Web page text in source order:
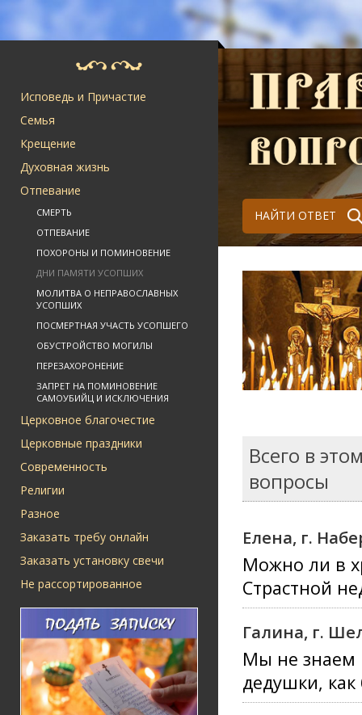
Исповедь и Причастие
Семья
Крещение
Духовная жизнь
Отпевание
СМЕРТЬ
ОТПЕВАНИЕ
ПОХОРОНЫ И ПОМИНОВЕНИЕ
ДНИ ПАМЯТИ УСОПШИХ
МОЛИТВА О НЕПРАВОСЛАВНЫХ
УСОПШИХ
ПОСМЕРТНАЯ УЧАСТЬ УСОПШЕГО
ОБУСТРОЙСТВО МОГИЛЫ
ПЕРЕЗАХОРОНЕНИЕ
ЗАПРЕТ НА ПОМИНОВЕНИЕ
САМОУБИЙЦ И ИСКЛЮЧЕНИЯ
Церковное благочестие
Церковные праздники
Современность
Религии
Разное
Заказать требу онлайн
Заказать установку свечи
Не рассортированное
НАЙТИ ОТВЕТ
Всего в
вопросы
Елена, г.
Можно ли в
Страстной
Галина, г.
Мы не знаем
дедушки, как